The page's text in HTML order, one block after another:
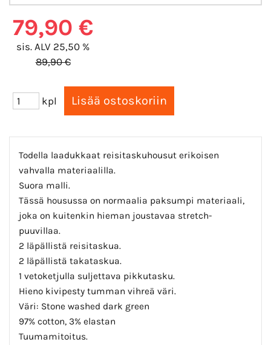
79,90 €
sis. ALV 25,50 %
89,90 €
kpl
Todella laadukkaat reisitaskuhousut erikoisen
vahvalla materiaalilla.
Suora malli.
Tässä housussa on normaalia paksumpi materiaali,
joka on kuitenkin hieman joustavaa stretch-
puuvillaa.
2 läpällistä reisitaskua.
2 läpällistä takataskua.
1 vetoketjulla suljettava pikkutasku.
Hieno kivipesty tumman vihreä väri.
Väri: Stone washed dark green
97% cotton, 3% elastan
Tuumamitoitus.